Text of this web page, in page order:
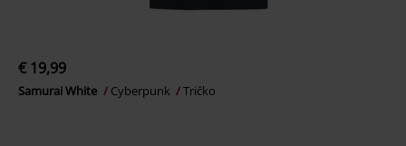
€ 19,99
Samurai White Cyberpunk Tričko